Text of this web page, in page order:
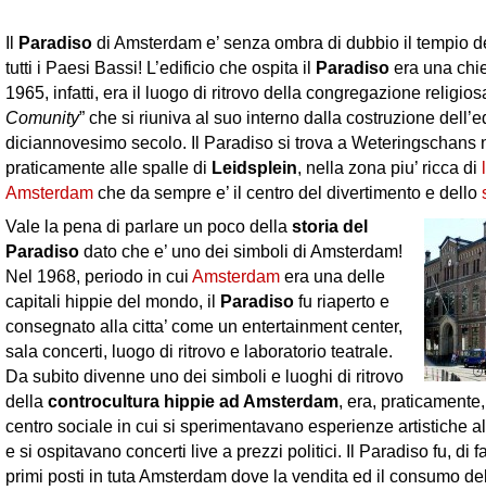
Il Paradiso di Amsterdam e’ senza ombra di dubbio il tempio
tutti i Paesi Bassi! L’edificio che ospita il Paradiso era una
1965, infatti, era il luogo di ritrovo della congregazione
Comunity” che si riuniva al suo interno dalla costruzione
diciannovesimo secolo. Il Paradiso si trova a Weteringschans
praticamente alle spalle di Leidsplein, nella zona piu’ ricca di
Amsterdam che da sempre e’ il centro del divertimento e dello
Vale la pena di parlare un poco della storia del
Paradiso dato che e’ uno dei simboli di Amsterdam!
Nel 1968, periodo in cui Amsterdam era una delle
capitali hippie del mondo, il
Paradiso fu riaperto e
consegnato alla citta’ come un entertainment center,
sala concerti, luogo di ritrovo e laboratorio teatrale.
Da subito divenne uno dei simboli e luoghi di ritrovo
della controcultura hippie ad Amsterdam, era,
centro sociale in cui si sperimentavano esperienze artistiche
e si ospitavano concerti live a prezzi politici. Il Paradiso fu, di
primi posti in tuta Amsterdam dove la vendita ed il consumo